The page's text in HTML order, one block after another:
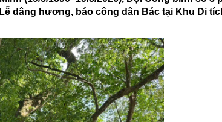
Chiến dịch 500 ngày đêmCải cách hành chính,
dâng hương, báo công dân Bác tại Khu Di